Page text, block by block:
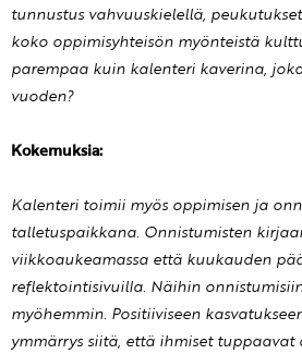
tunnustus vahvuuskielellä,
koko oppimisyhteisön myönteistä
parempaa kuin kalenteri kaverina,
vuoden?
Kokemuksia:
Kalenteri toimii myös oppimisen ja
talletuspaikkana. Onnistumisten
viikkoaukeamassa että kuukauden
reflektointisivuilla. Näihin
myöhemmin. Positiiviseen
ymmärrys siitä, että ihmiset